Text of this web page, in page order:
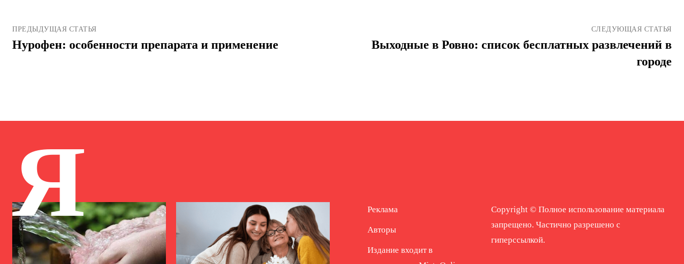
ПРЕДЫДУЩАЯ СТАТЬЯ
Нурофен: особенности препарата и применение
СЛЕДУЮЩАЯ СТАТЬЯ
Выходные в Ровно: список бесплатных развлечений в
городе
Я Реклама
Авторы
Издание входит в
Copyright © Полное использование материала
запрещено. Частично разрешено с
гиперссылкой.